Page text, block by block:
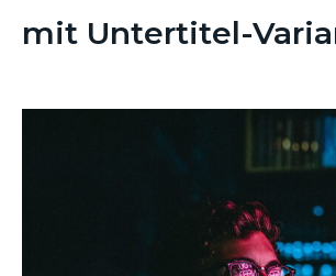
mit Untertitel-